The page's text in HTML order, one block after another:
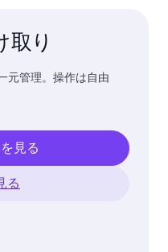
取り
元管理。操作は自由
見る
る